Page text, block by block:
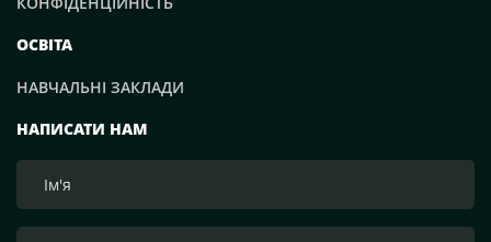
НАПИСАТИ НАМ
ОСВІТА
НАВЧАЛЬНІ ЗАКЛАДИ